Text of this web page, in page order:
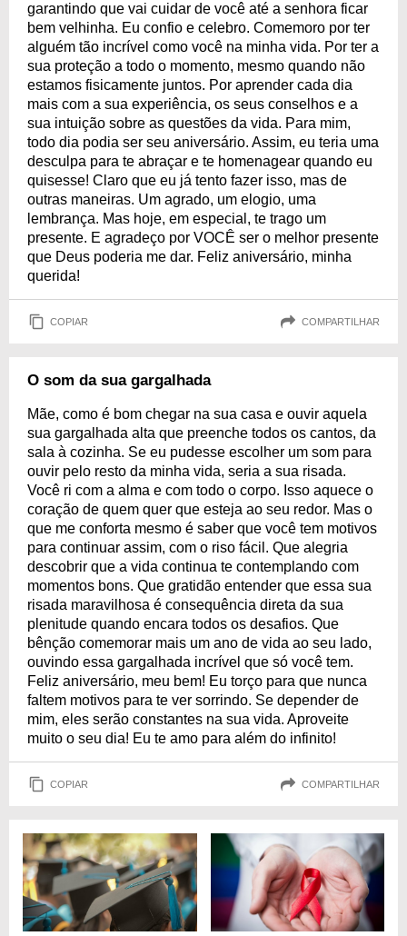
garantindo que vai cuidar de você até a senhora ficar
bem velhinha. Eu confio e celebro. Comemoro por ter
alguém tão incrível como você na minha vida. Por ter a
sua proteção a todo o momento, mesmo quando não
estamos fisicamente juntos. Por aprender cada dia
mais com a sua experiência, os seus conselhos e a
sua intuição sobre as questões da vida. Para mim,
todo dia podia ser seu aniversário. Assim, eu teria uma
desculpa para te abraçar e te homenagear quando eu
quisesse! Claro que eu já tento fazer isso, mas de
outras maneiras. Um agrado, um elogio, uma
lembrança. Mas hoje, em especial, te trago um
presente. E agradeço por VOCÊ ser o melhor presente
que Deus poderia me dar. Feliz aniversário, minha
querida!
COPIAR COMPARTILHAR
O som da sua gargalhada
Mãe, como é bom chegar na sua casa e ouvir aquela
sua gargalhada alta que preenche todos os cantos, da
sala à cozinha. Se eu pudesse escolher um som para
ouvir pelo resto da minha vida, seria a sua risada.
Você ri com a alma e com todo o corpo. Isso aquece o
coração de quem quer que esteja ao seu redor. Mas o
que me conforta mesmo é saber que você tem motivos
para continuar assim, com o riso fácil. Que alegria
descobrir que a vida continua te contemplando com
momentos bons. Que gratidão entender que essa sua
risada maravilhosa é consequência direta da sua
plenitude quando encara todos os desafios. Que
bênção comemorar mais um ano de vida ao seu lado,
ouvindo essa gargalhada incrível que só você tem.
Feliz aniversário, meu bem! Eu torço para que nunca
faltem motivos para te ver sorrindo. Se depender de
mim, eles serão constantes na sua vida. Aproveite
muito o seu dia! Eu te amo para além do infinito!
COPIAR COMPARTILHAR